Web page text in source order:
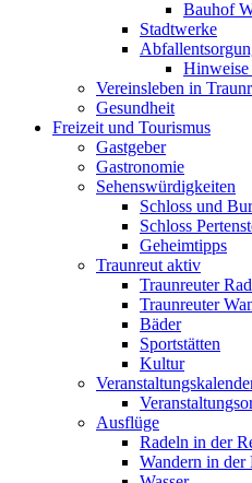
Bauhof
Stadtwerke
Vereinsleben in
Gesundheit
Freizeit und Tourismus
Gastgeber
Gastronomie
Sehenswürdigkeiten
Schloss und
Schloss
Geheimtipps
Traunreut aktiv
Traunreuter
Traunreuter
Bäder
Sportstätten
Kultur
Ausflüge
Radeln in der
Wandern in der